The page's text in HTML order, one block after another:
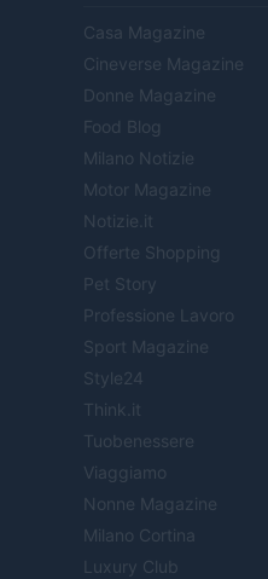
Casa Magazine
Cineverse Magazine
Donne Magazine
Food Blog
Milano Notizie
Motor Magazine
Notizie.it
Offerte Shopping
Pet Story
Professione Lavoro
Sport Magazine
Style24
Think.it
Tuobenessere
Viaggiamo
Nonne Magazine
Milano Cortina
Luxury Club